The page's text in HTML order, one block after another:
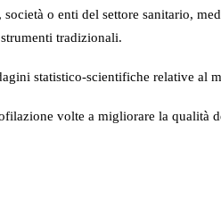
o enti del settore sanitario,
tradizionali.
statistico-scientifiche relative al
volte a migliorare la qualità